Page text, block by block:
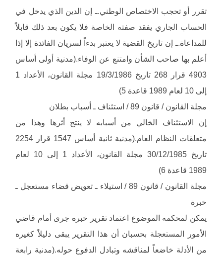
تقرر أو تحجب الاختصاص الوطني.ـ إن الدين الذي يدخل في
الحساب الجاري يفقد صفته الخاصة فلا يكون بعد ذلك قابلاً
للمداعاة.ـ إن تاريخ القضية لا يعتبر بدءاً لسريان الفائدة إلا إذا
أعلم بها صاحب الشأن وامتنع عن الوفاء.(مدنية أولى أساس
4903 قرار 268 تاريخ 19/3/1986 مجلة القانون، الأعداد 1
إلى 10 لعام 1989 قاعدة 5)
مجلة القانون / قانون 89 / استئناف ـ أسباب بطلان
إن الاستئناف الخالي من أسبابه لا ينتج أثرها وهذا من
متعلقات النظام العام.(مدنية ثانية أساس 1547 قرار 2254
تاريخ 30/12/1985 مجلة القانون، الأعداد 1 إلى 10 لعام
1989 قاعدة 6)
مجلة القانون / قانون 89 / استيلاء ـ تعويض قضاء مستعجل ـ
خبرة
يمكن لمحكمه الموضوع اعتماد تقرير خبره جرى أمام قاضي
الأمور المستعجلة بحسبان أن هذا التقرير يبقى دليلاً كغيره
من الأدلة خاضعاً لمناقشه وتبادل الدفوع حوله.(مدنية رابعة